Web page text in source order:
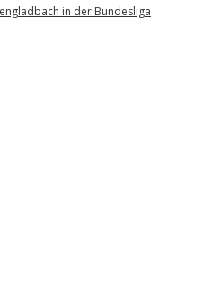
in der Bundesliga